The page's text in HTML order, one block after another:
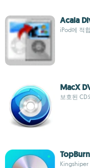
Acala
iPod에 적
MacX
보호된 CD